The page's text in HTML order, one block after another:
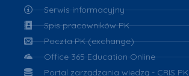
Serwis informacyjny
Spis pracowników PK
Poczta PK (exchange)
Office 365 Education Online
Portal zarządzania wiedzą - CRIS PK